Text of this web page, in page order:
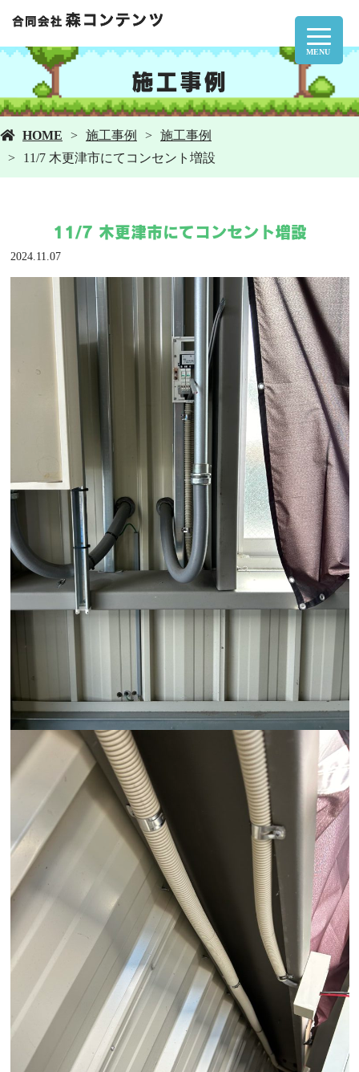
MENU
施工事例
HOME 施工事例
施工事例
11/7 木更津市にてコンセント増設
11/7 木更津市にてコンセント増設
2024.11.07